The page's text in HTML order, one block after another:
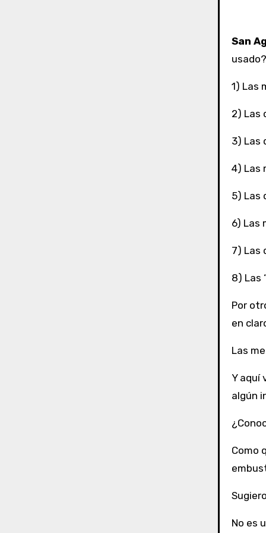
San
usado?
1) Las
2) Las
3) Las
4) Las
5) Las
6) Las
7) Las
8) Las
Por
en
Las
Y aquí
algún
Como
No es